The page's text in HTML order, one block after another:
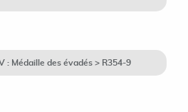
: Médaille des évadés > R354-9